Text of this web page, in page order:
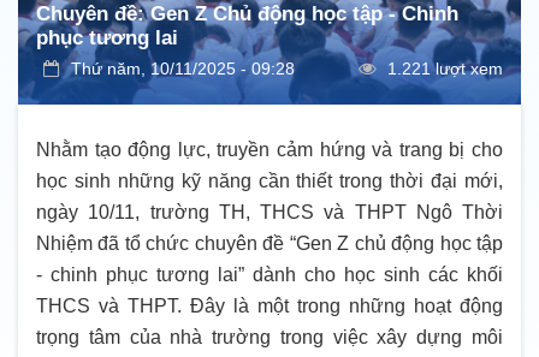
Chuyên đề: Gen Z Chủ động học tập - Chinh
phục tương lai
Thứ năm, 10/11/2025 - 09:28 1.221 lượt xem
Nhằm tạo động lực, truyền cảm hứng và trang bị cho
học sinh những kỹ năng cần thiết trong thời đại mới,
ngày 10/11, trường TH, THCS và THPT Ngô Thời
Nhiệm đã tổ chức chuyên đề “Gen Z chủ động học tập
- chinh phục tương lai” dành cho học sinh các khối
THCS và THPT. Đây là một trong những hoạt động
trọng tâm của nhà trường trong việc xây dựng môi